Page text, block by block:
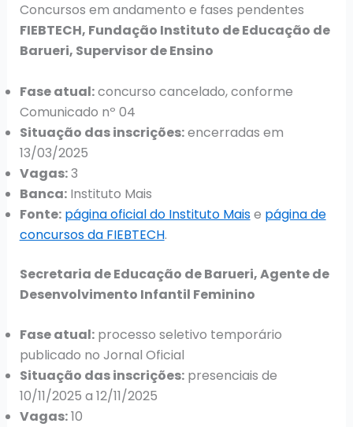
Concursos em andamento e fases pendentes
FIEBTECH, Fundação Instituto de Educação de
Barueri, Supervisor de Ensino
Fase atual:concurso cancelado, conforme
Comunicado nº 04
Situação das inscrições:encerradas em
13/03/2025
Vagas:3
Banca:Instituto Mais
Fonte: página oficial do Instituto Maise página de
concursos da FIEBTECH.
Secretaria de Educação de Barueri, Agente de
Desenvolvimento Infantil Feminino
Fase atual:processo seletivo temporário
publicado no Jornal Oficial
Situação das inscrições:presenciais de
10/11/2025 a 12/11/2025
Vagas:10